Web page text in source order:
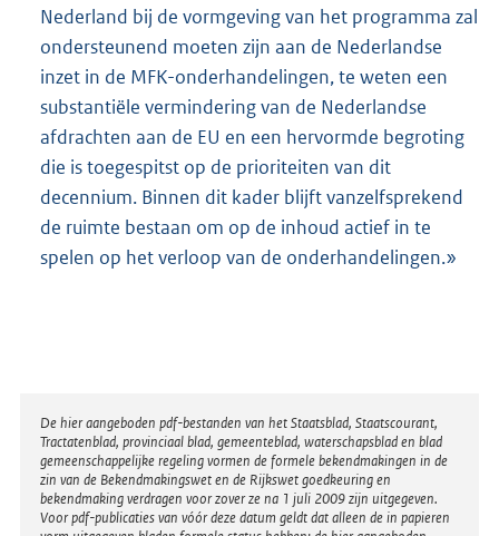
Nederland bij de vormgeving van het programma zal
ondersteunend moeten zijn aan de Nederlandse
inzet in de MFK-onderhandelingen, te weten een
substantiële vermindering van de Nederlandse
afdrachten aan de EU en een hervormde begroting
die is toegespitst op de prioriteiten van dit
decennium. Binnen dit kader blijft vanzelfsprekend
de ruimte bestaan om op de inhoud actief in te
spelen op het verloop van de onderhandelingen.»
Disclaimer
De hier aangeboden pdf-bestanden van het Staatsblad, Staatscourant,
Tractatenblad, provinciaal blad, gemeenteblad, waterschapsblad en blad
gemeenschappelijke regeling vormen de formele bekendmakingen in de
zin van de Bekendmakingswet en de Rijkswet goedkeuring en
bekendmaking verdragen voor zover ze na 1 juli 2009 zijn uitgegeven.
Voor pdf-publicaties van vóór deze datum geldt dat alleen de in papieren